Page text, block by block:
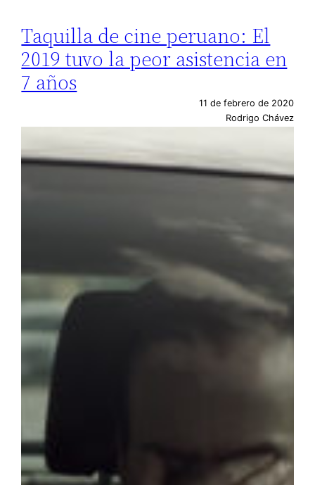
Taquilla de cine peruano: El
2019 tuvo la peor asistencia en
7 años
11 de febrero de 2020
Rodrigo Chávez